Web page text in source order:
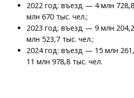
2022 год: въезд — 4 млн
млн 670 тыс. чел.;
2023 год: въезд — 9 млн
млн 523,7 тыс. чел.;
2024 год: въезд — 15 млн
11 млн 978,8 тыс. чел.